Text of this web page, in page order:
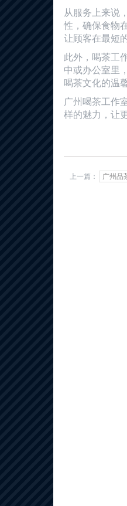
从服务上来说
性，确保食物
让顾客在最短
此外，喝茶工
中或办公室里
喝茶文化的温
广州喝茶工作
样的魅力，让
上一篇： 广州品